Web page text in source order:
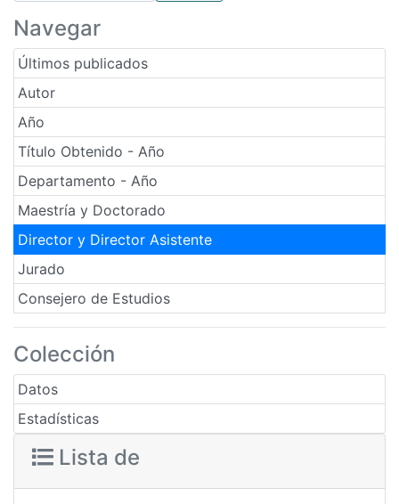
Navegar
Últimos publicados
Autor
Año
Título Obtenido - Año
Departamento - Año
Maestría y Doctorado
Director y Director Asistente
Jurado
Consejero de Estudios
Colección
Datos
Estadísticas
Lista de